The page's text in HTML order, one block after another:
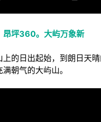
昂坪360。大屿万象新
上的日出起始，到朗日天
朝气的大屿山。